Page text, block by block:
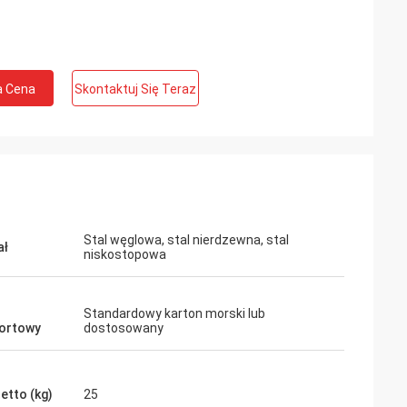
Cena Skontaktuj Się Teraz
Stal węglowa, stal nierdzewna, stal
niskostopowa
Standardowy karton morski lub
dostosowany
(kg) 25